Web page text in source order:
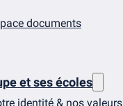
documents
et ses écoles
identité & nos valeurs